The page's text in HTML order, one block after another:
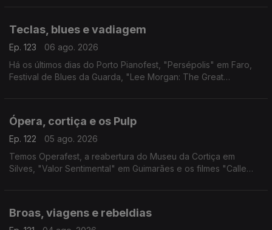
Teclas, blues e vadiagem
Ep. 123
06 ago. 2026
Há os últimos dias do Porto Pianofest, "Persépolis" em Faro,
Festival de Blues da Guarda, "Lee Morgan: The Great
Ópera, cortiça e os Pulp
Ep. 122
05 ago. 2026
Temos Operafest, a reabertura do Museu da Cortiça em
Silves, "Valor Sentimental" em Guimarães e os filmes "Calle
Broas, viagens e rebeldias